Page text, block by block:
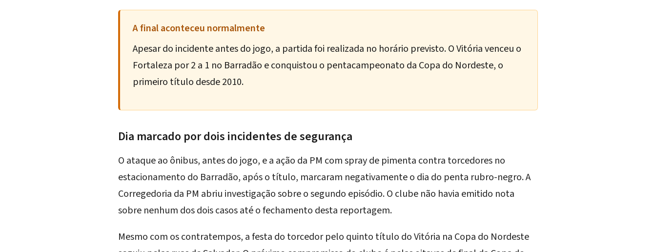
A final aconteceu normalmente
Apesar do incidente antes do jogo, a partida foi realizada no horário previsto. O Vitória venceu o
Fortaleza por 2 a 1 no Barradão e conquistou o pentacampeonato da Copa do Nordeste, o
primeiro título desde 2010.
Dia marcado por dois incidentes de segurança
O ataque ao ônibus, antes do jogo, e a ação da PM com spray de pimenta contra torcedores no
estacionamento do Barradão, após o título, marcaram negativamente o dia do penta rubro-negro. A
Corregedoria da PM abriu investigação sobre o segundo episódio. O clube não havia emitido nota
sobre nenhum dos dois casos até o fechamento desta reportagem.
Mesmo com os contratempos, a festa do torcedor pelo quinto título do Vitória na Copa do Nordeste